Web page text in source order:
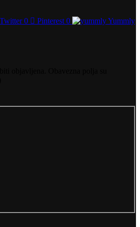
Twitter 0 Pinterest 0
Yummly